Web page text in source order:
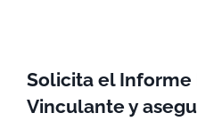
Solicita el Informe
Vinculante y